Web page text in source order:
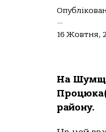
—
16 Жовтня,
На
району.